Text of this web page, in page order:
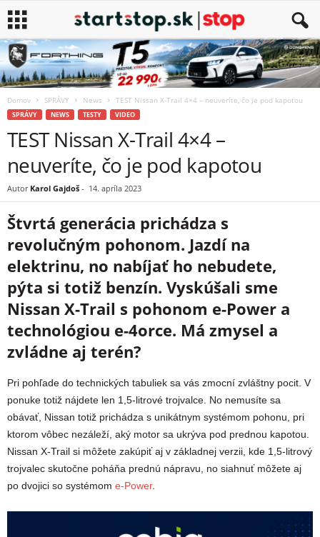
Domov SPRÁVY News TEST Nissan X-Trail 4×4 – neuveríte, čo je pod kapotou
SPRÁVY NEWS TESTY VIDEO
TEST Nissan X-Trail 4×4 –
neuveríte, čo je pod kapotou
Autor Karol Gajdoš - 14. apríla 2023
Štvrtá generácia prichádza s
revolučným pohonom. Jazdí na
elektrinu, no nabíjať ho nebudete,
pýta si totiž benzín. Vyskúšali sme
Nissan X-Trail s pohonom e-Power a
technológiou e-4orce. Má zmysel a
zvládne aj terén?
Pri pohľade do technických tabuliek sa vás zmocní zvláštny pocit. V
ponuke totiž nájdete len 1,5-litrové trojvalce. No nemusíte sa
obávať, Nissan totiž prichádza s unikátnym systémom pohonu, pri
ktorom vôbec nezáleží, aký motor sa ukrýva pod prednou kapotou.
Nissan X-Trail si môžete zakúpiť aj v základnej verzii, kde 1,5-litrový
trojvalec skutočne poháňa prednú nápravu, no siahnuť môžete aj
po dvojici so systémom e-Power.